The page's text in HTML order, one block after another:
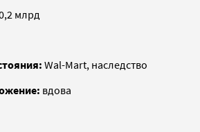
млрд
Wal-Mart, наследство
вдова